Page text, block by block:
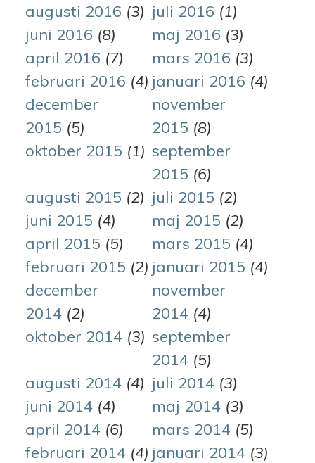
augusti 2016 (3) juli 2016 (1)
juni 2016 (8) maj 2016 (3)
april 2016 (7) mars 2016 (3)
februari 2016 (4) januari 2016 (4)
december
2015 (5)
november
2015 (8)
oktober 2015 (1) september
2015 (6)
augusti 2015 (2) juli 2015 (2)
juni 2015 (4) maj 2015 (2)
april 2015 (5) mars 2015 (4)
februari 2015 (2) januari 2015 (4)
december
2014 (2)
november
2014 (4)
oktober 2014 (3) september
2014 (5)
augusti 2014 (4) juli 2014 (3)
juni 2014 (4) maj 2014 (3)
april 2014 (6) mars 2014 (5)
februari 2014 (4) januari 2014 (3)